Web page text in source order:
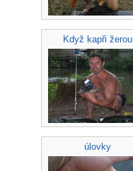
Když kapři žerou
úlovky